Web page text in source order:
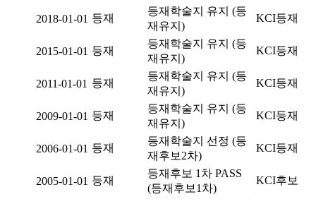
2018-01-01 등재
등재학술지 유지 (등
재유지)
KCI등재
2015-01-01 등재
등재학술지 유지 (등
재유지)
KCI등재
2011-01-01 등재
등재학술지 유지 (등
재유지)
KCI등재
2009-01-01 등재
등재학술지 유지 (등
재유지)
KCI등재
2006-01-01 등재
등재학술지 선정 (등
재후보2차)
KCI등재
2005-01-01 등재
등재후보 1차 PASS
(등재후보1차)
KCI후보